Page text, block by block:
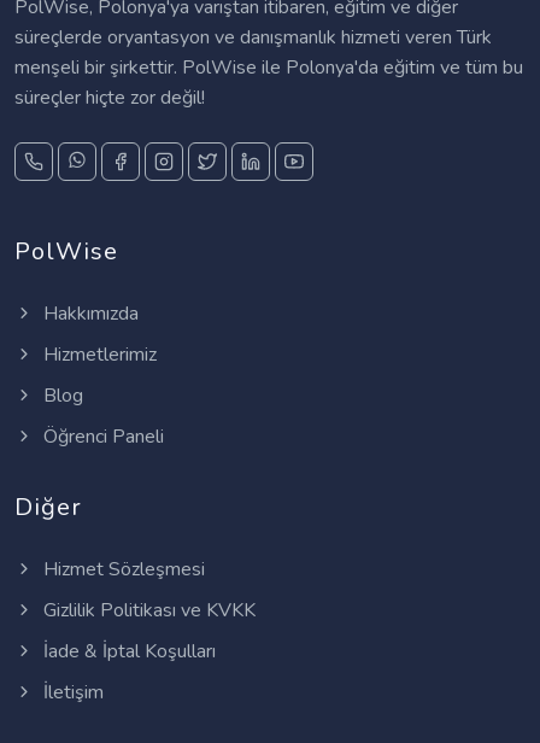
PolWise, Polonya'ya varıştan itibaren, eğitim ve diğer
süreçlerde oryantasyon ve danışmanlık hizmeti veren Türk
menşeli bir şirkettir. PolWise ile Polonya'da eğitim ve tüm bu
süreçler hiçte zor değil!
PolWise
Hakkımızda
Hizmetlerimiz
Blog
Öğrenci Paneli
Diğer
Hizmet Sözleşmesi
Gizlilik Politikası ve KVKK
İade & İptal Koşulları
İletişim